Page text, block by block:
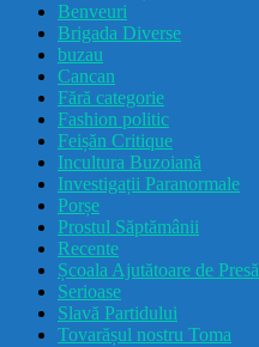
Benveuri
Brigada Diverse
buzau
Cancan
Fără categorie
Fashion politic
Feișăn Critique
Incultura Buzoiană
Investigații Paranormale
Porșe
Prostul Săptămânii
Recente
Școala Ajutătoare de Presă
Serioase
Slavă Partidului
Tovarășul nostru Toma